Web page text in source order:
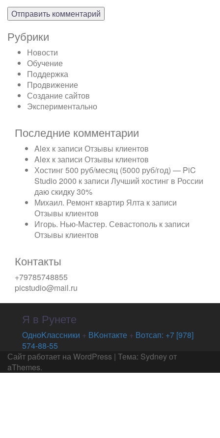
Рубрики
Новости
Обучение
Поддержка
Продвижение
Создание сайтов
Экспериментально
Последние комментарии
Alex к записи Отзывы клиентов
Alex к записи Отзывы клиентов
Хостинг 500 руб/месяц (5000 руб/год) — PiC
Studio 2000 к записи Лучший хостинг в России
даю скидку 30%
Михаил. Ремонт квартир Ялта к записи
Отзывы клиентов
Игорь. Нью-Мастер. Севастополь к записи
Отзывы клиентов
Контакты
+79785748855
picstudio@mail.ru
Я в Рунете
OдноKлассники + ВKонтакте + Вотсап: +7 [978]
574-88-55
Сайт работает на WordPress | Тема: Sydney от
aThemes.